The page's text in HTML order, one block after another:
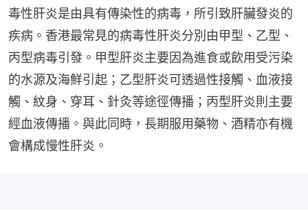
毒性肝炎是由具有傳染性的病毒，所引致肝臟發炎的
疾病。香港最常見的病毒性肝炎分別由甲型、乙型、
丙型病毒引發。甲型肝炎主要因為進食或飲用受污染
的水源及海鮮引起；乙型肝炎可透過性接觸、血液接
觸、紋身、穿耳、針灸等途徑傳播；丙型肝炎則主要
經血液傳播。與此同時，長期服用藥物、酒精亦有機
會構成慢性肝炎。